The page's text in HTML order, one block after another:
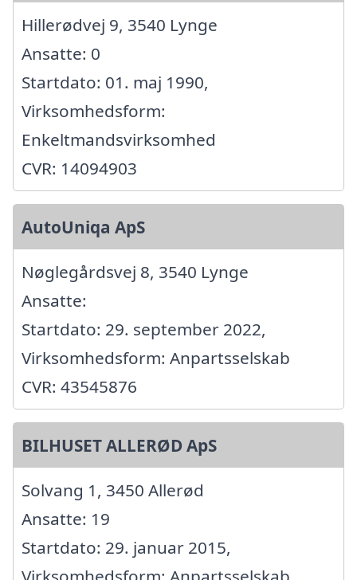
Hillerødvej 9, 3540 Lynge
Ansatte: 0
Startdato: 01. maj 1990,
Virksomhedsform:
Enkeltmandsvirksomhed
CVR: 14094903
AutoUniqa ApS
Nøglegårdsvej 8, 3540 Lynge
Ansatte:
Startdato: 29. september 2022,
Virksomhedsform: Anpartsselskab
CVR: 43545876
BILHUSET ALLERØD ApS
Solvang 1, 3450 Allerød
Ansatte: 19
Startdato: 29. januar 2015,